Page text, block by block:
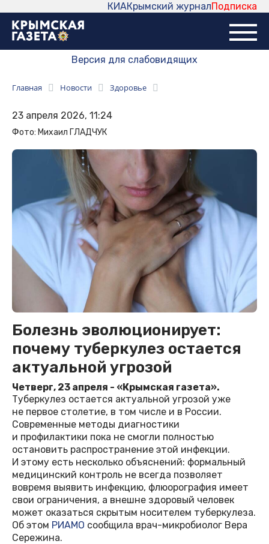
Подписка
Крымский журнал
КИА
Версия для слабовидящих
Главная Новости Здоровье
23 апреля 2026, 11:24
Фото: Михаил ГЛАДЧУК
Болезнь эволюционирует:
почему туберкулез остается
актуальной угрозой
Четверг, 23 апреля - «Крымская газета».
Туберкулез остается актуальной угрозой уже
не первое столетие, в том числе и в России.
Современные методы диагностики
и профилактики пока не смогли полностью
остановить распространение этой инфекции.
И этому есть несколько объяснений: формальный
медицинский контроль не всегда позволяет
вовремя выявить инфекцию, флюорография имеет
свои ограничения, а внешне здоровый человек
может оказаться скрытым носителем туберкулеза.
Об этом РИАМО сообщила врач-микробиолог Вера
Сережина.